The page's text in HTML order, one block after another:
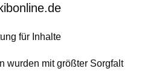
für Inhalte
wurden mit größter Sorgfalt